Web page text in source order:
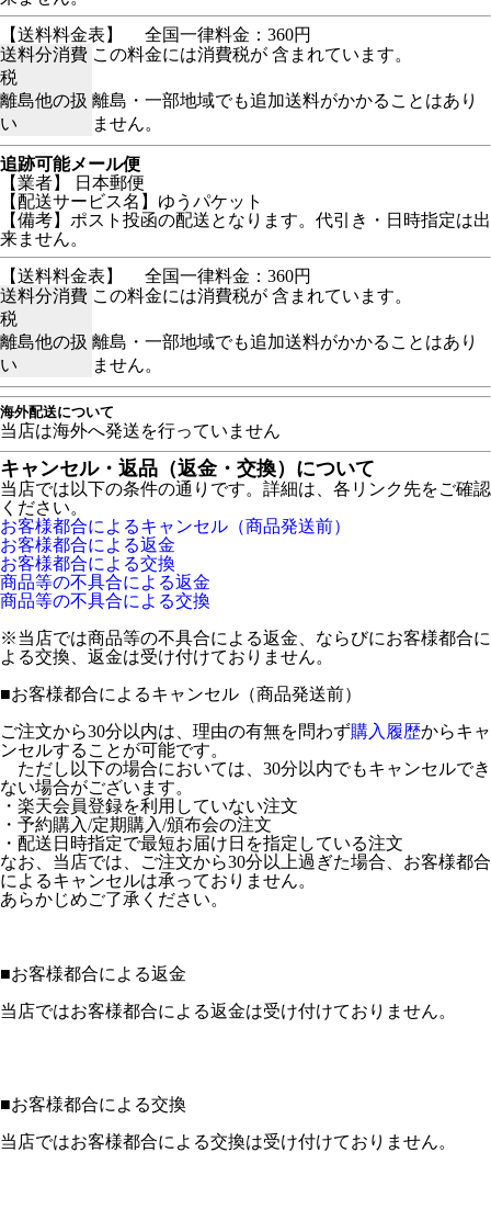
【送料料金表】
全国一律料金：360円
送料分消費
税
この料金には消費税が 含まれています。
離島他の扱
い
離島・一部地域でも追加送料がかかることはあり
ません。
追跡可能メール便
【業者】 日本郵便
【配送サービス名】ゆうパケット
【備考】ポスト投函の配送となります。代引き・日時指定は出
来ません。
【送料料金表】
全国一律料金：360円
送料分消費
税
この料金には消費税が 含まれています。
離島他の扱
い
離島・一部地域でも追加送料がかかることはあり
ません。
海外配送について
当店は海外へ発送を行っていません
キャンセル・返品（返金・交換）について
当店では以下の条件の通りです。詳細は、各リンク先をご確認
ください。
お客様都合によるキャンセル（商品発送前）
お客様都合による返金
お客様都合による交換
商品等の不具合による返金
商品等の不具合による交換
※当店では商品等の不具合による返金、ならびにお客様都合に
よる交換、返金は受け付けておりません。
■お客様都合によるキャンセル（商品発送前）
ご注文から30分以内は、理由の有無を問わず購入履歴からキャ
ンセルすることが可能です。
ただし以下の場合においては、30分以内でもキャンセルでき
ない場合がございます。
・楽天会員登録を利用していない注文
・予約購入/定期購入/頒布会の注文
・配送日時指定で最短お届け日を指定している注文
なお、当店では、ご注文から30分以上過ぎた場合、お客様都合
によるキャンセルは承っておりません。
あらかじめご了承ください。
■お客様都合による返金
当店ではお客様都合による返金は受け付けておりません。
■お客様都合による交換
当店ではお客様都合による交換は受け付けておりません。